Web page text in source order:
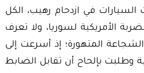
السيارات في ازدحام رهيب، الكل
الأمريكية لسوريا، ولا تعرف
المتهورة؛ إذ أسرعت إلى
وطلبت بإلحاح أن تقابل الضابط